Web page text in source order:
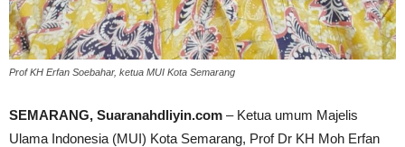
Prof KH Erfan Soebahar, ketua MUI Kota Semarang
SEMARANG, Suaranahdliyin.com – Ketua umum Majelis
Ulama Indonesia (MUI) Kota Semarang, Prof Dr KH Moh Erfan